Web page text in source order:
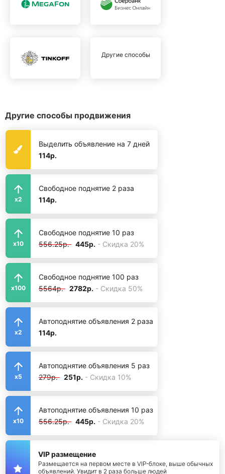
Другие способы
Другие способы продвижения
Выделить объявление на 7 дней
114р.
x2
Свободное поднятие 2 раза
114р.
x10
Свободное поднятие 10 раз
556.25р. 445р. - Скидка 20%
x100
Свободное поднятие 100 раз
5564р. 2782р. - Скидка 50%
x2
Автоподнятие объявления 2 раза
114р.
x5
Автоподнятие объявления 5 раз
279р. 251р. - Скидка 10%
x10
Автоподнятие объявления 10 раз
556.25р. 445р. - Скидка 20%
VIP размещение
Размещается на первом месте в VIP-блоке, выше обычных
объявлений. Увидит в 2 раза больше людей